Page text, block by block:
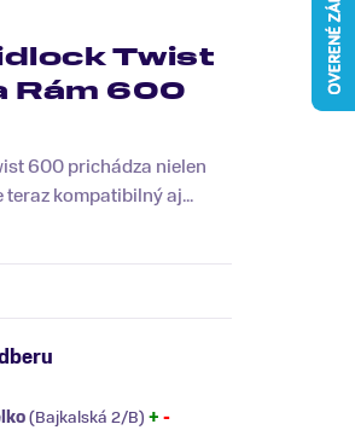
Twist
Rám 600
600 prichádza nielen
teraz kompatibilný aj...
(Bajkalská 2/B) + -